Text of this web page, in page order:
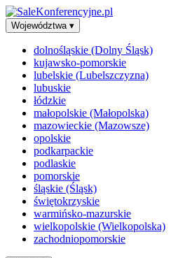
Województwa ▾
dolnośląskie (Dolny Śląsk)
kujawsko-pomorskie
lubelskie (Lubelszczyzna)
lubuskie
łódzkie
małopolskie (Małopolska)
mazowieckie (Mazowsze)
opolskie
podkarpackie
podlaskie
pomorskie
śląskie (Śląsk)
świętokrzyskie
warmińsko-mazurskie
wielkopolskie (Wielkopolska)
zachodniopomorskie